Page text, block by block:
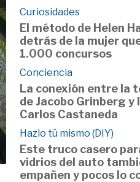
Curiosidades
El método de Helen
detrás de la mujer
1.000 concursos
Conciencia
La conexión entre la
de Jacobo Grinberg y
Carlos Castaneda
Hazlo tú mismo (DIY)
Este truco casero
vidrios del auto
empañen y pocos lo